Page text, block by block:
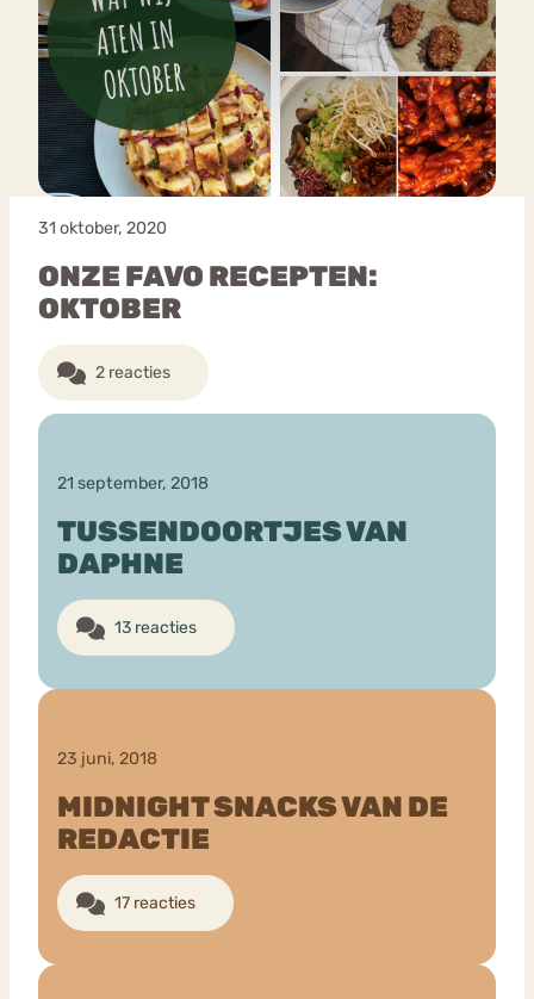
31 oktober, 2020
ONZE FAVO RECEPTEN:
OKTOBER
2 reacties
21 september, 2018
TUSSENDOORTJES VAN
DAPHNE
13 reacties
23 juni, 2018
MIDNIGHT SNACKS VAN DE
REDACTIE
17 reacties